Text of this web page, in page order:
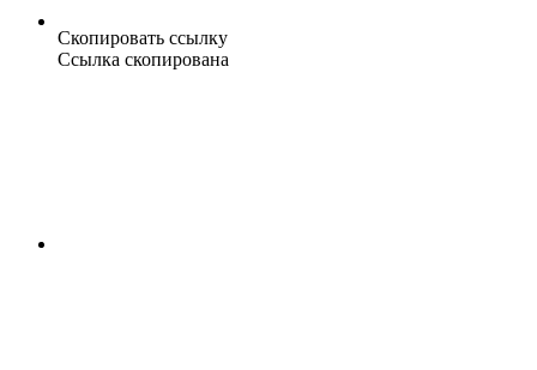
Скопировать ссылку
Ссылка скопирована